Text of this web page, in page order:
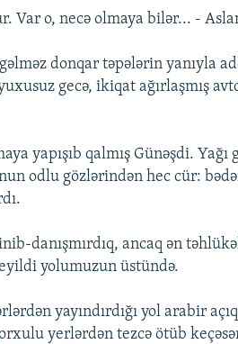
Var o, necə olmaya bilər... -
donqar təpələrin yanıyla
gecə, ikiqat ağırlaşmış
yapışıb qalmış Günəşdi.
odlu gözlərindən hec cür:
danışmırdıq, ancaq ən
yolumuzun üstündə.
yayındırdığı yol arabir
yerlərdən tezcə ötüb